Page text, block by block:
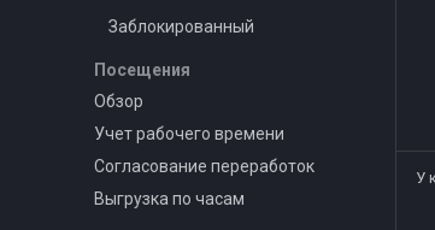
Заблокированный
Посещения
Обзор
Учет рабочего времени
Согласование переработок
Выгрузка по часам
У